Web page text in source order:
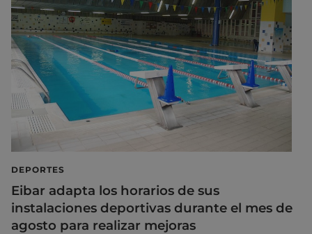
DEPORTES
Eibar adapta los horarios de sus
instalaciones deportivas durante el mes de
agosto para realizar mejoras